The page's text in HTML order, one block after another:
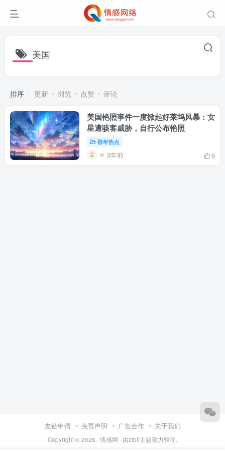
美国
排序 更新 浏览 点赞 评论
美国艳照事件一度掀起好莱坞风暴：女
星遭骇客威胁，自行公布艳照
那年热点
3年前 6
友链申请 免责声明 广告合作 关于我们
Copyright © 2026 · 情感网 · 由zibll主题强力驱动.